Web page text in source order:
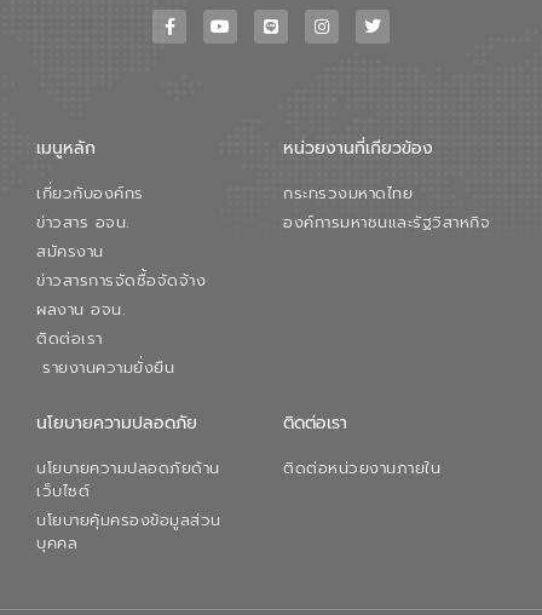
เพื่อสนับสนุนการพัฒนาเมืองอย่างยั่งยืน
ขณะที่ นายบดินทร์ อุดล กรรมการผู้อำนวย
สมดุลทางเศรษฐกิจและสิ่งแวดล้อมได้อย่าง
ภาคเอกชนในครั้งนี้ นับเป็นก้าวสำคัญของ
องค์การจัดการน้ำเสีย (อจน.) ในการร่วมวาง
เมนูหลัก
เกี่ยวกับองค์กร
ข่าวสาร อจน.
สมัครงาน
ข่าวสารการจัดซื้อจัดจ้าง
ผลงาน อจน.
ติดต่อเรา
รายงานความยั่งยืน
หน่วยงานที่เกียวข้อง
กระทรวงมหาดไทย
องค์การมหาชนและรัฐวิสาหกิจ
นโยบายความปลอดภัย
นโยบายความปลอดภัยด้าน
เว็บไซต์
นโยบายคุ้มครองข้อมูลส่วน
บุคคล
ติดต่อเรา
ติดต่อหน่วยงานภายใน